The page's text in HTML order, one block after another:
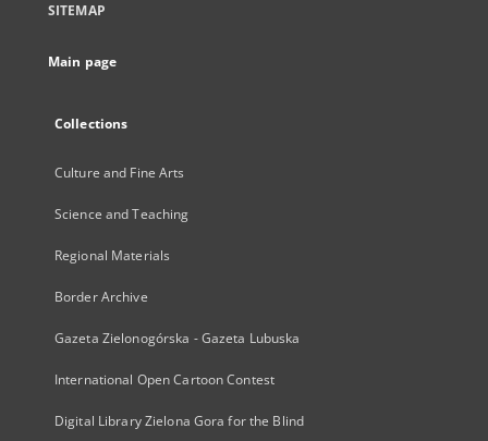
SITEMAP
Main page
Collections
Culture and Fine Arts
Science and Teaching
Regional Materials
Border Archive
Gazeta Zielonogórska - Gazeta Lubuska
International Open Cartoon Contest
Digital Library Zielona Gora for the Blind